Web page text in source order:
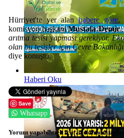
Haberi Oku
Hürriyet'te yer alanhabere göre,
komisyon başkanıMustafa Demir,
arıtma tesisi yapması gerekiyor.
olan bu tesisler için Çevre
diye konuştu.
Save
Whatsapp
Yorum yapabilmek için üye olmanız